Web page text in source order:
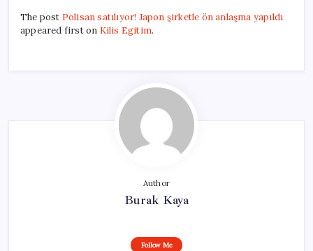
The post Polisan satılıyor! Japon şirketle ön anlaşma yapıldı
appeared first on Kilis Egitim.
Author
Burak Kaya
Follow Me